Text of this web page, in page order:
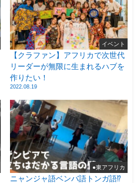
イベント
【クラファン】アフリカで次世代
リーダーが無限に生まれるハブを
作りたい！
2022.08.19
●東アフリカ
ニャンジャ語ベンバ語トンガ語⁉